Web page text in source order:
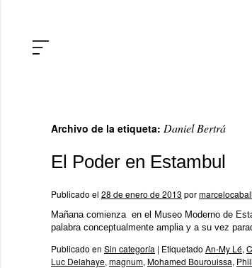
Archivo de la etiqueta: Daniel Bertrá
El Poder en Estambul
Publicado el 28 de enero de 2013 por
Mañana comienza en el Museo Moderno de
palabra conceptualmente amplia y a su vez
Publicado en Sin categoría | Etiquetado An-My Lé,
Luc Delahaye, magnum, Mohamed Bourouissa,